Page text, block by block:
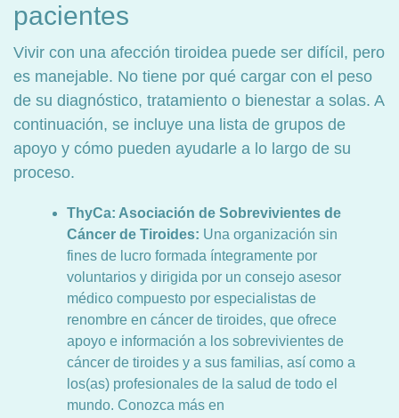
pacientes
Vivir con una afección tiroidea puede ser difícil, pero
es manejable. No tiene por qué cargar con el peso
de su diagnóstico, tratamiento o bienestar a solas. A
continuación, se incluye una lista de grupos de
apoyo y cómo pueden ayudarle a lo largo de su
proceso.
ThyCa: Asociación de Sobrevivientes de
Cáncer de Tiroides: Una organización sin
fines de lucro formada íntegramente por
voluntarios y dirigida por un consejo asesor
médico compuesto por especialistas de
renombre en cáncer de tiroides, que ofrece
apoyo e información a los sobrevivientes de
cáncer de tiroides y a sus familias, así como a
los(as) profesionales de la salud de todo el
mundo. Conozca más en